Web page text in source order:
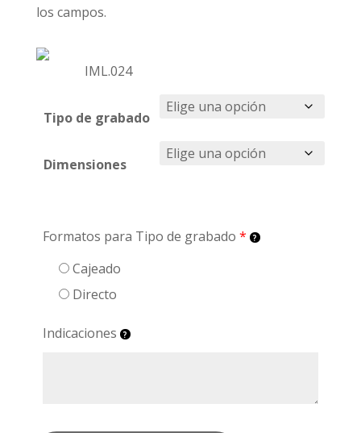
los campos.
IML.024
Tipo de grabado
Dimensiones
Formatos para Tipo de grabado *
Cajeado
Directo
Indicaciones